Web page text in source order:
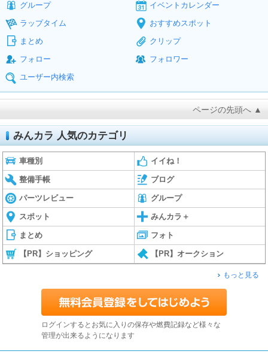
グループ
イベントカレンダー
ラップタイム
おすすめスポット
まとめ
クリップ
フォロー
フォロワー
ユーザー内検索
ページの先頭へ ▲
みんカラ 人気のカテゴリ
車種別 イイね！
整備手帳 ブログ
パーツレビュー グループ
スポット みんカラ＋
まとめ フォト
【PR】ショッピング 【PR】オークション
もっと見る
ログインするとお気に入りの保存や燃費記録など様々な
管理が出来るようになります